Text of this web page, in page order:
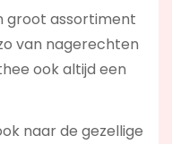
groot assortiment
van nagerechten
ook altijd een
naar de gezellige